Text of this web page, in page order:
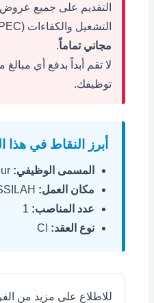
التقديم على جميع عروض
التشغيل والكفاءات (ANAPEC)
مجاني تماماً.
لا تقم أبداً بدفع أي
توظيفك.
أبرز النقاط في هذا
المسمى الوظيفي:
مكان العمل:
عدد المناصب:
نوع العقد:
للاطلاع على مزيد من